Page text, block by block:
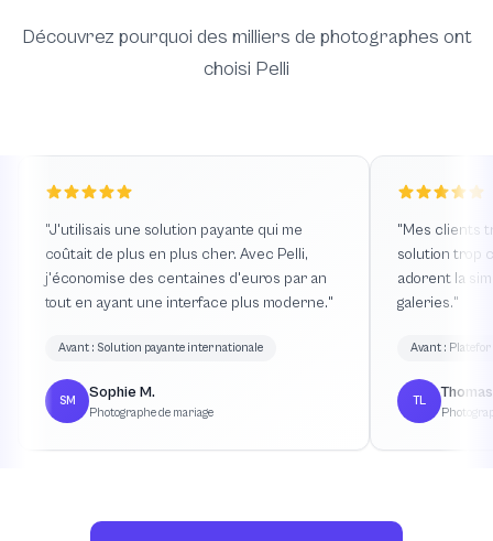
Découvrez pourquoi des milliers de photographes ont
choisi Pelli
"J'utilisais une solution payante qui me
coûtait de plus en plus cher. Avec Pelli,
j'économise des centaines d'euros par an
tout en ayant une interface plus moderne."
Avant : Solution payante internationale
SM Sophie M.
Photographe de mariage
"Mes clients
solution trop
adorent la
galeries."
Avant :
TL